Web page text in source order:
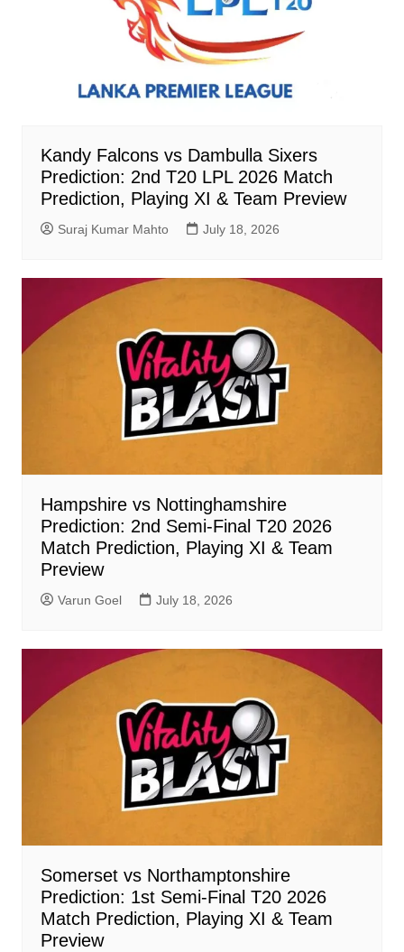
Kandy Falcons vs Dambulla Sixers
Prediction: 2nd T20 LPL 2026 Match
Prediction, Playing XI & Team Preview
Suraj Kumar Mahto July 18, 2026
Hampshire vs Nottinghamshire
Prediction: 2nd Semi-Final T20 2026
Match Prediction, Playing XI & Team
Preview
Varun Goel July 18, 2026
Somerset vs Northamptonshire
Prediction: 1st Semi-Final T20 2026
Match Prediction, Playing XI & Team
Preview